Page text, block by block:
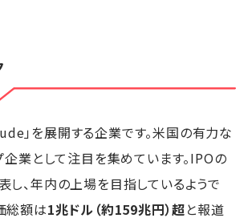
」を展開する企業です。米国の有力な
企業として注目を集めています。IPOの
し、年内の上場を目指しているようで
総額は1兆ドル（約159兆円）超と報道